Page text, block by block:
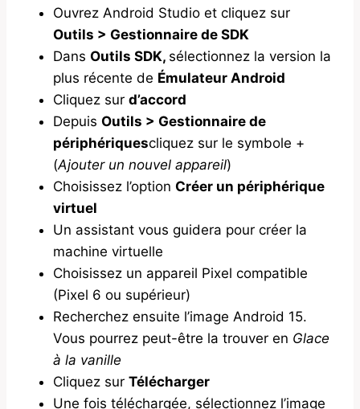
Ouvrez Android Studio et cliquez sur
Outils > Gestionnaire de SDK
Dans Outils SDK, sélectionnez la version la
plus récente de Émulateur Android
Cliquez sur d’accord
Depuis Outils > Gestionnaire de
périphériquescliquez sur le symbole +
(Ajouter un nouvel appareil)
Choisissez l’option Créer un périphérique
virtuel
Un assistant vous guidera pour créer la
machine virtuelle
Choisissez un appareil Pixel compatible
(Pixel 6 ou supérieur)
Recherchez ensuite l’image Android 15.
Vous pourrez peut-être la trouver en Glace
à la vanille
Cliquez sur Télécharger
Une fois téléchargée, sélectionnez l’image